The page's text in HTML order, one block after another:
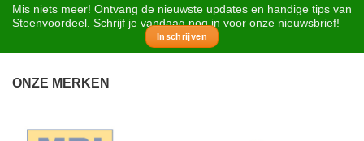
Mis niets meer! Ontvang de nieuwste updates en handige tips van
Steenvoordeel. Schrijf je vandaag nog in voor onze nieuwsbrief!
Inschrijven
ONZE MERKEN